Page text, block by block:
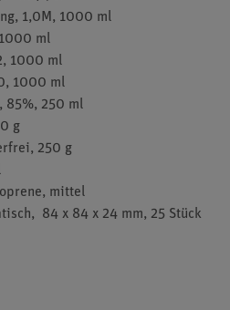
1,0M, 1000 ml
ml
1000 ml
1000 ml
85%, 250 ml
g
250 g
mittel
84 x 84 x 24 mm, 25 Stück